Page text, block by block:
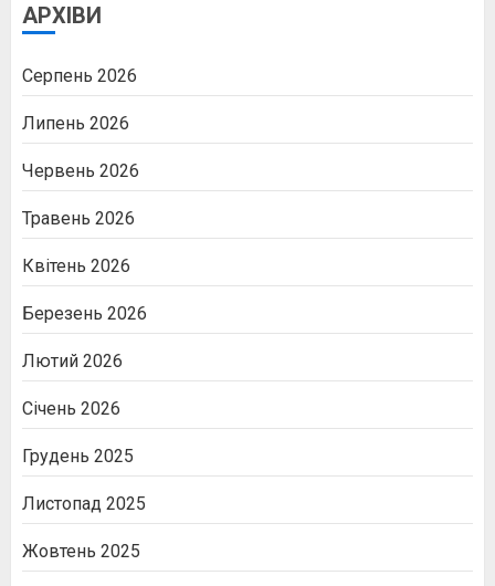
АРХІВИ
Серпень 2026
Липень 2026
Червень 2026
Травень 2026
Квітень 2026
Березень 2026
Лютий 2026
Січень 2026
Грудень 2025
Листопад 2025
Жовтень 2025